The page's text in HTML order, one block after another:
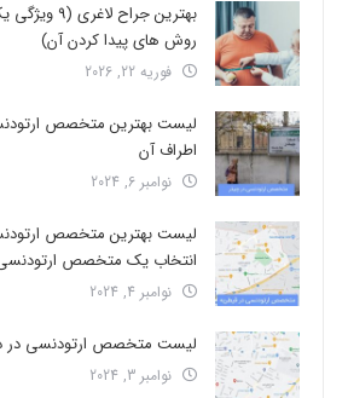
بهترین
روش های پیدا کردن آن)
فوریه 22, 2026
لیست بهترین متخصص
اطراف آن
نوامبر 6, 2024
لیست بهترین متخصص
انتخاب یک متخصص
نوامبر 4, 2024
لیست متخصص ارتودنسی در
نوامبر 3, 2024